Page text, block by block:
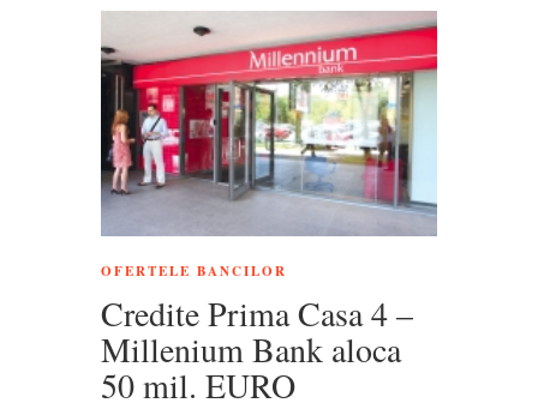
OFERTELE BANCILOR
Credite Prima Casa 4 –
Millenium Bank aloca
50 mil. EURO